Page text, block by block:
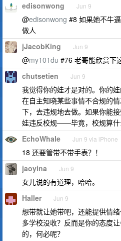
edisonwong Jun 9
@edisonwong #8 如果她不牛
做人
jJacobKing Jun 9
@my101du #76 老哥能欣赏下
chutsetien Jun 9
我觉得你的娃才是对的。你的
在自主知晓某些事情不合规的
下，去违规地去做。如果你能
娃违反校规——毕竟，校规算什
EchoWhale Jun 9 via iPhone
18 还要管带不带手表？！
jaoyina Jun 9
女儿说的有道理，哈哈。
Haller Jun 9
想带就让她带吧，还能提供情
多学校没收？反而是你的态度
的，何必呢？